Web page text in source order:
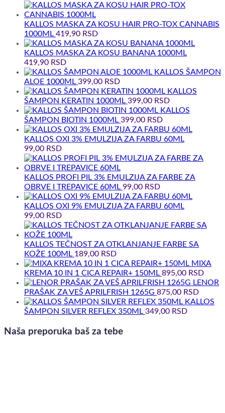
KALLOS MASKA ZA KOSU HAIR PRO-TOX CANNABIS
1000ML 419,90 RSD
KALLOS MASKA ZA KOSU BANANA 1000ML
419,90 RSD
KALLOS ŠAMPON
ALOE 1000ML 399,00 RSD
KALLOS
ŠAMPON KERATIN 1000ML 399,00 RSD
KALLOS
ŠAMPON BIOTIN 1000ML 399,00 RSD
KALLOS OXI 3% EMULZIJA ZA FARBU 60ML
99,00 RSD
KALLOS PROFI PIL 3% EMULZIJA ZA FARBE ZA
OBRVE I TREPAVICE 60ML 99,00 RSD
KALLOS OXI 9% EMULZIJA ZA FARBU 60ML
99,00 RSD
KALLOS TEČNOST ZA OTKLANJANJE FARBE SA
KOŽE 100ML 189,00 RSD
MIXA
KREMA 10 IN 1 CICA REPAIR+ 150ML 895,00 RSD
LENOR
PRAŠAK ZA VEŠ APRILFRISH 1265G 875,00 RSD
KALLOS
ŠAMPON SILVER REFLEX 350ML 349,00 RSD
Naša preporuka baš za tebe